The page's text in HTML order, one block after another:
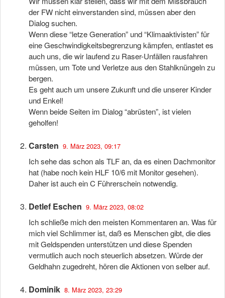
der FW nicht einverstanden sind, müssen aber den
Dialog suchen.
Wenn diese “letze Generation” und “Klimaaktivisten” für
eine Geschwindigkeitsbegrenzung kämpfen, entlastet es
auch uns, die wir laufend zu Raser-Unfällen rausfahren
müssen, um Tote und Verletze aus den Stahlknüngeln zu
bergen.
Es geht auch um unsere Zukunft und die unserer Kinder
und Enkel!
Wenn beide Seiten im Dialog “abrüsten”, ist vielen
geholfen!
Carsten 9. März 2023, 09:17
Ich sehe das schon als TLF an, da es einen Dachmonitor
hat (habe noch kein HLF 10/6 mit Monitor gesehen).
Daher ist auch ein C Führerschein notwendig.
Detlef Eschen 9. März 2023, 08:02
Ich schließe mich den meisten Kommentaren an. Was für
mich viel Schlimmer ist, daß es Menschen gibt, die dies
mit Geldspenden unterstützen und diese Spenden
vermutlich auch noch steuerlich absetzen. Würde der
Geldhahn zugedreht, hören die Aktionen von selber auf.
Dominik 8. März 2023, 23:29